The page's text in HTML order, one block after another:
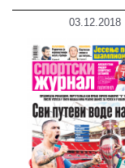
03.12.2018